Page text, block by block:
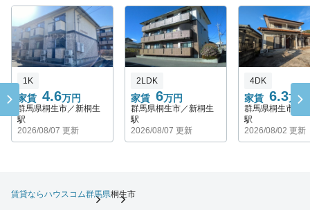
1K
家賃 4.6万円
群馬県桐生市／新桐生
駅
2026/08/07 更新
2LDK
家賃 6万円
群馬県桐生市／新桐生
駅
2026/08/07 更新
4DK
家賃 6.3万円
群馬県桐生市／
駅
2026/08/02 更新
賃貸ならハウスコム群馬県桐生市